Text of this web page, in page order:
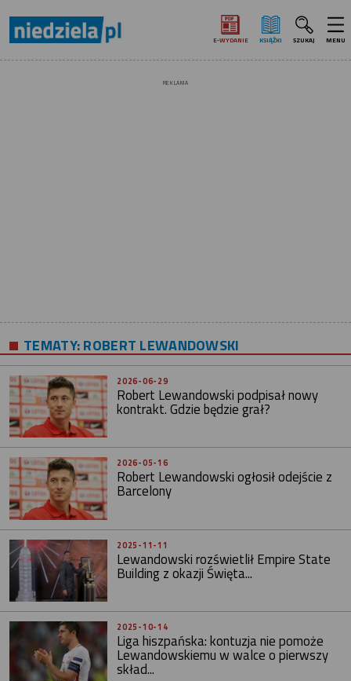
E‑WYDANIE KSIĄŻKI SZUKAJ MENU
REKLAMA
TEMATY:ROBERT LEWANDOWSKI
2026-06-29
Robert Lewandowski podpisał nowy
kontrakt. Gdzie będzie grał?
2026-05-16
Robert Lewandowski ogłosił odejście z
Barcelony
2025-11-11
Lewandowski rozświetlił Empire State
Building z okazji Święta...
2025-10-14
Liga hiszpańska: kontuzja nie pomoże
Lewandowskiemu w walce o pierwszy
skład...